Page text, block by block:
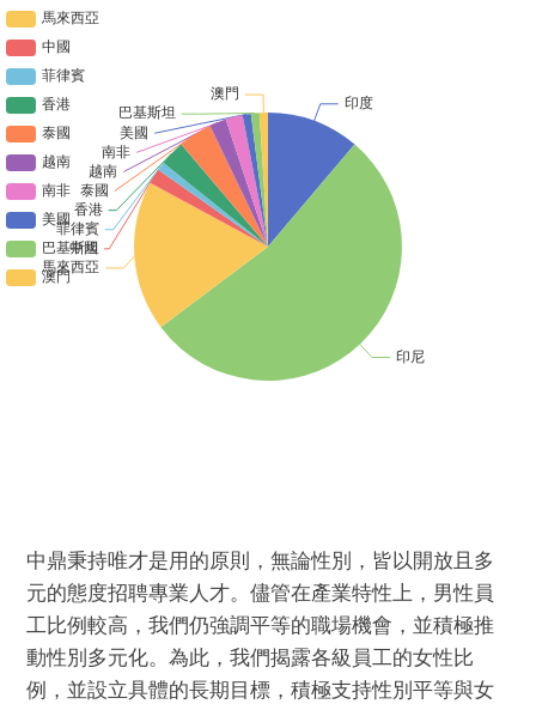
中鼎秉持唯才是用的原則，無論性別，皆以開放且多
元的態度招聘專業人才。儘管在產業特性上，男性員
工比例較高，我們仍強調平等的職場機會，並積極推
動性別多元化。為此，我們揭露各級員工的女性比
例，並設立具體的長期目標，積極支持性別平等與女